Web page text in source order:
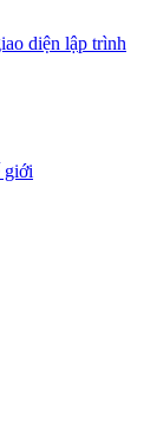
diện lập trình
giới